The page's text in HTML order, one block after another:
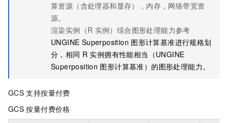
算资源（含处理器和显存），内存，网络带宽资
源。
渲染实例（R 实例）综合图形处理能力参考
UNGINE Superposition 图形计算基准进行规格划
分，相同 R 实例拥有性能相当（UNGINE
Superposition 图形计算基准）的图形处理能力。
GCS 支持按量付费
GCS 按量付费价格